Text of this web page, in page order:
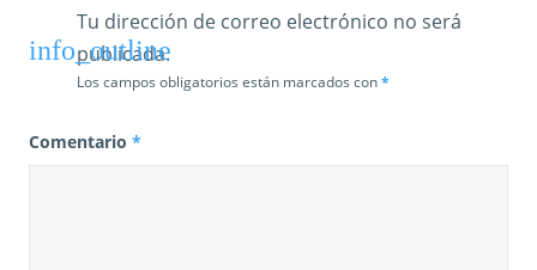
Tu dirección de correo electrónico no será
publicada.
Los campos obligatorios están marcados con*
Comentario *